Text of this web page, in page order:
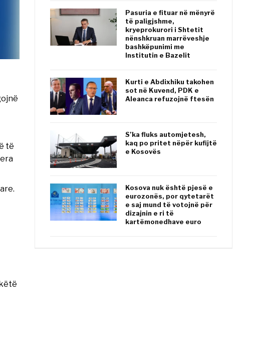
të
Pasuria e fituar në mënyrë
të paligjshme,
kryeprokurori i Shtetit
nënshkruan marrëveshje
bashkëpunimi me
Institutin e Bazelit
Kurti e Abdixhiku takohen
sot në Kuvend, PDK e
Aleanca refuzojnë ftesën
S’ka fluks automjetesh,
kaq po pritet nëpër kufijtë
e Kosovës
Kosova nuk është pjesë e
eurozonës, por qytetarët
e saj mund të votojnë për
dizajnin e ri të
kartëmonedhave euro